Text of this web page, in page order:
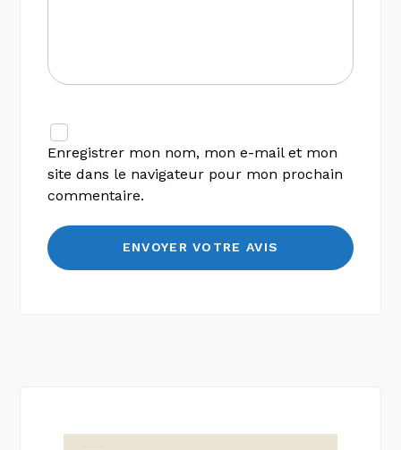
Enregistrer mon nom, mon e-mail et mon
site dans le navigateur pour mon prochain
commentaire.